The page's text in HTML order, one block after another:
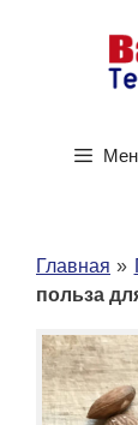
содержимому
Главная »
польза